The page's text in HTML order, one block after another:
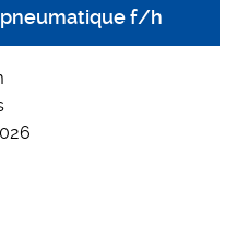
pneumatique f/h